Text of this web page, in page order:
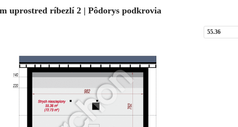
uprostred ríbezlí 2 | Pôdorys podkrovia
55.36